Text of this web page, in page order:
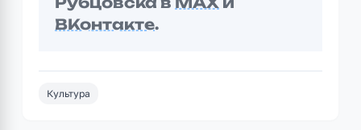
ВКонтакте.
Культура